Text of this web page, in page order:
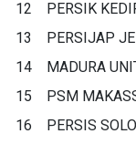
12
PERSIK
13
PERSIJAP
14
MADURA
15
PSM
16
PERSIS SOLO